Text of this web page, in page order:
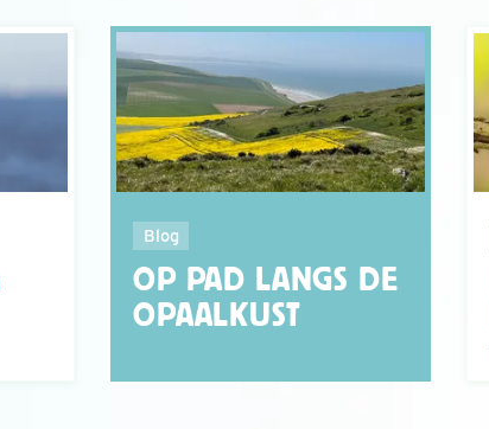
Blog
OP PAD LANGS DE
OPAALKUST